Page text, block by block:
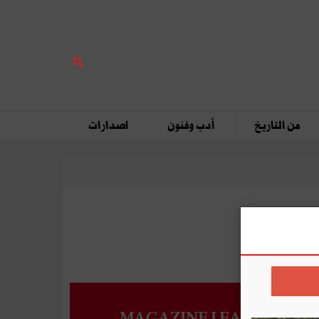
من التاريخ أدب وفنون اصدارات